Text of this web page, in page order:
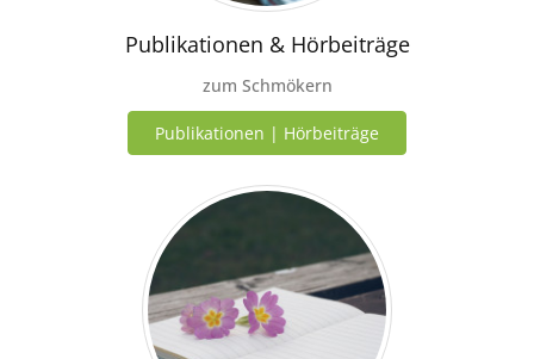
Publikationen & Hörbeiträge
zum Schmökern
Publikationen | Hörbeiträge